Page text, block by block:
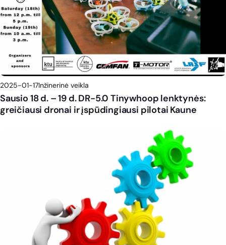
2025-01-17Inžinerinė veikla
Sausio 18 d. – 19 d. DR-5.0 Tinywhoop lenktynės:
greičiausi dronai ir įspūdingiausi pilotai Kaune